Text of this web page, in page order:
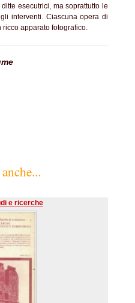
esecutrici, ma soprattutto le
interventi. Ciascuna opera di
apparato fotografico.
e ricerche